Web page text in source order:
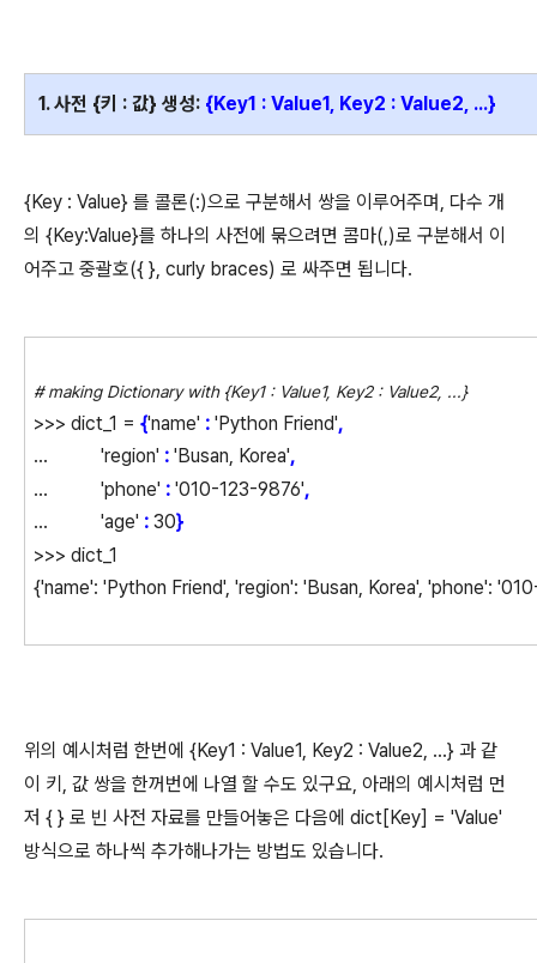
1. 사전 {키 : 값} 생성: {Key1 : Value1, Key2 : Value2, ...}
{Key : Value} 를 콜론(:)으로 구분해서 쌍을 이루어주며, 다수 개
의 {Key:Value}를 하나의 사전에 묶으려면 콤마(,)로 구분해서 이
어주고 중괄호({ }, curly braces) 로 싸주면 됩니다.
# making Dictionary with {Key1 : Value1, Key2 : Value2, ...}
>>> dict_1 = {'name' : 'Python Friend',
... 'region' : 'Busan, Korea',
... 'phone' : '010-123-9876',
... 'age' : 30}
>>> dict_1
{'name': 'Python Friend', 'region': 'Busan, Korea', 'phone':
위의 예시처럼 한번에 {Key1 : Value1, Key2 : Value2, ...} 과 같
이 키, 값 쌍을 한꺼번에 나열 할 수도 있구요, 아래의 예시처럼 먼
저 { } 로 빈 사전 자료를 만들어놓은 다음에 dict[Key] = 'Value'
방식으로 하나씩 추가해나가는 방법도 있습니다.